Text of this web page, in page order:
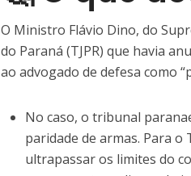
O Ministro Flávio Dino, do
do Paraná (TJPR) que havia
ao advogado de defesa como
No caso, o tribunal
paridade de armas. Para
ultrapassar os limites do